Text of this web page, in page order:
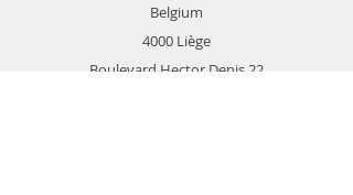
Belgium
4000 Liège
Boulevard Hector Denis 22